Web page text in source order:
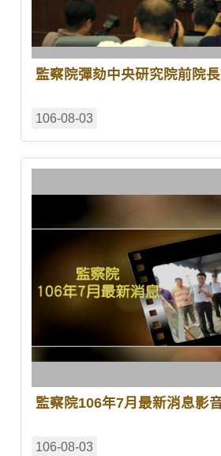
監察院彈劾中央研究院前院
106-08-03
監察院106年7月最新消息影
106-08-03